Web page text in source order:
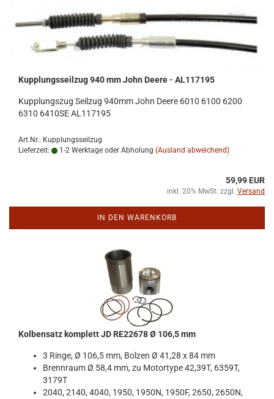
Kupp­lungs­seil­zug 940 mm John Deere - AL117195
Kupp­lungs­zug Seil­zug 940mm John Deere 6010 6100 6200
6310 6410SE AL117195
Art.Nr.: Kupplungsseilzug
Lieferzeit:
1-2 Werktage oder Abholung (Ausland abweichend)
59,99 EUR
inkl. 20% MwSt. zzgl. Versand
IN DEN WARENKORB
Kol­ben­satz kom­plett JD RE22678 Ø 106,5 mm
3 Ringe, Ø 106,5 mm, Bol­zen Ø 41,28 x 84 mm
Brenn­raum Ø 58,4 mm, zu Mo­tor­ty­pe 42,39T, 6359T,
3179T
2040, 2140, 4040, 1950, 1950N, 1950F, 2650, 2650N,